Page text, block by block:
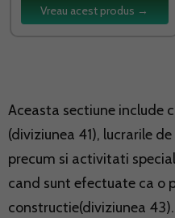
Vreau acest produs →
Aceasta sectiune include
(diviziunea 41), lucrarile
precum si activitati
cand sunt efectuate ca o
constructie(diviziunea